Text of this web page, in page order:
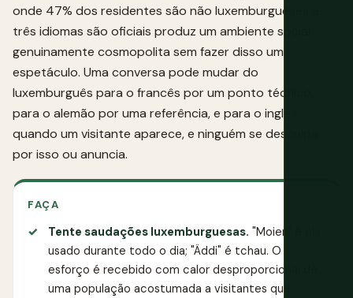
onde 47% dos residentes são não luxemburgueses e
três idiomas são oficiais produz um ambiente social
genuinamente cosmopolita sem fazer disso um
espetáculo. Uma conversa pode mudar do
luxemburguês para o francês por um ponto técnico,
para o alemão por uma referência, e para o inglês
quando um visitante aparece, e ninguém se desculpa
por isso ou anuncia.
FAÇA
Tente saudações luxemburguesas. "Moien" é olá,
usado durante todo o dia; "Äddi" é tchau. O
esforço é recebido com calor desproporcional de
uma população acostumada a visitantes que